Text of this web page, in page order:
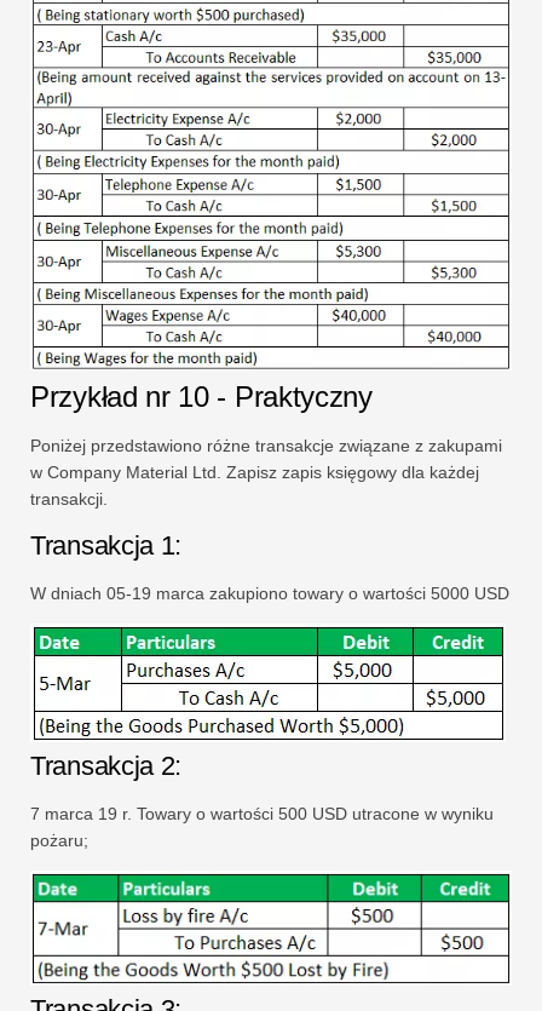
Przykład nr 10 - Praktyczny
Poniżej przedstawiono różne transakcje związane z zakupami
w Company Material Ltd. Zapisz zapis księgowy dla każdej
transakcji.
Transakcja 1:
W dniach 05-19 marca zakupiono towary o wartości 5000 USD
Transakcja 2:
7 marca 19 r. Towary o wartości 500 USD utracone w wyniku
pożaru;